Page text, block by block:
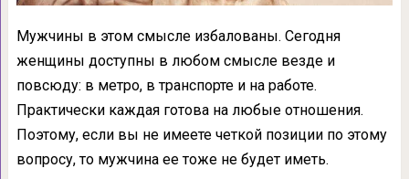
Мужчины в этом смысле избалованы. Сегодня
женщины доступны в любом смысле везде и
повсюду: в метро, в транспорте и на работе.
Практически каждая готова на любые отношения.
Поэтому, если вы не имеете четкой позиции по этому
вопросу, то мужчина ее тоже не будет иметь.